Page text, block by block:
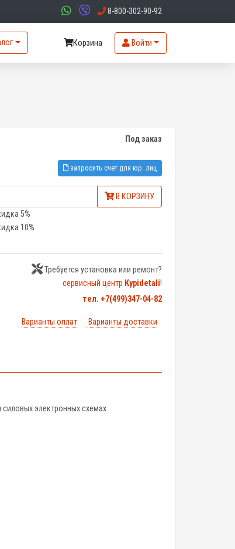
8-800-302-90-92
Корзина Войти
Под заказ
запросить счет для юр. лиц
В КОРЗИНУ
5%
10%
Требуется установка или ремонт?
сервисный центр Kypidetali!
тел. +7(499)347-04-82
Варианты оплат Варианты доставки
электронных схемах.